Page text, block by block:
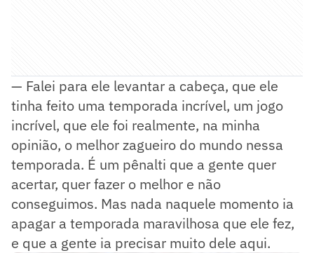
— Falei para ele levantar a cabeça, que ele
tinha feito uma temporada incrível, um jogo
incrível, que ele foi realmente, na minha
opinião, o melhor zagueiro do mundo nessa
temporada. É um pênalti que a gente quer
acertar, quer fazer o melhor e não
conseguimos. Mas nada naquele momento ia
apagar a temporada maravilhosa que ele fez,
e que a gente ia precisar muito dele aqui.